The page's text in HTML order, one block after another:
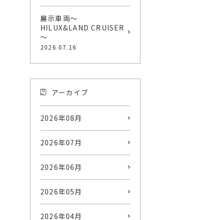
展示車両～
HILUX&LAND CRUISER
～
2026.07.16
アーカイブ
2026年08月
2026年07月
2026年06月
2026年05月
2026年04月